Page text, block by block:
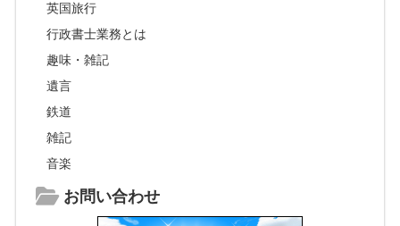
英国旅行
行政書士業務とは
趣味・雑記
遺言
鉄道
雑記
音楽
お問い合わせ